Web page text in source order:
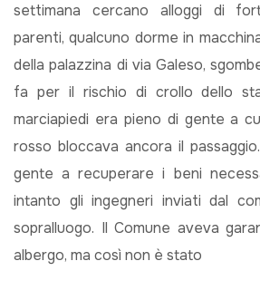
settimana cercano alloggi di
parenti, qualcuno dorme in
della palazzina di via Galeso,
fa per il rischio di crollo dello
marciapiedi era pieno di gente a
rosso bloccava ancora il
gente a recuperare i beni
intanto gli ingegneri inviati dal
sopralluogo. Il Comune aveva
albergo, ma così non è stato